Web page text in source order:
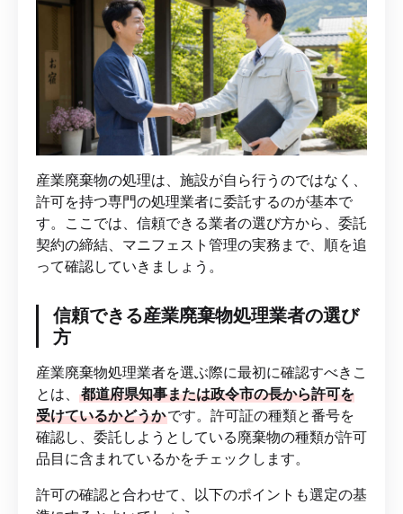
産業廃棄物の処理は、施設が自ら行うのではなく、
許可を持つ専門の処理業者に委託するのが基本で
す。ここでは、信頼できる業者の選び方から、委託
契約の締結、マニフェスト管理の実務まで、順を追
って確認していきましょう。
信頼できる産業廃棄物処理業者の選び
方
産業廃棄物処理業者を選ぶ際に最初に確認すべきこ
とは、
都道府県知事または政令市の長から許可を
受けているかどうかです。許可証の種類と番号を
確認し、委託しようとしている廃棄物の種類が許可
品目に含まれているかをチェックします。
許可の確認と合わせて、以下のポイントも選定の基